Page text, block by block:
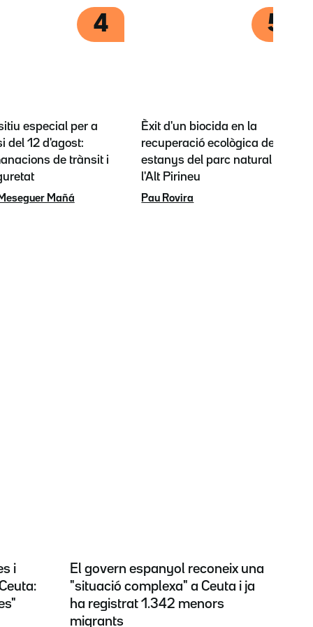
4
especial per a
del 12 d'agost:
de trànsit i
Mañá
5
Èxit d'un biocida en la
recuperació ecològica dels
estanys del parc natural de
l'Alt Pirineu
Pau Rovira
i
El govern espanyol reconeix una
"situació complexa" a Ceuta i ja
ha registrat 1.342 menors
migrants